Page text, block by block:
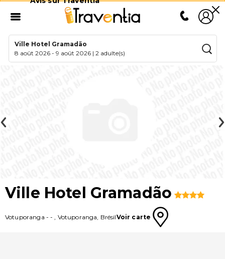
Ville Hotel Gramadão
8 août 2026 -9 août 2026 |2 adulte(s)
Ville Hotel Gramadão
Votuporanga --, Votuporanga, BrésilVoir carte